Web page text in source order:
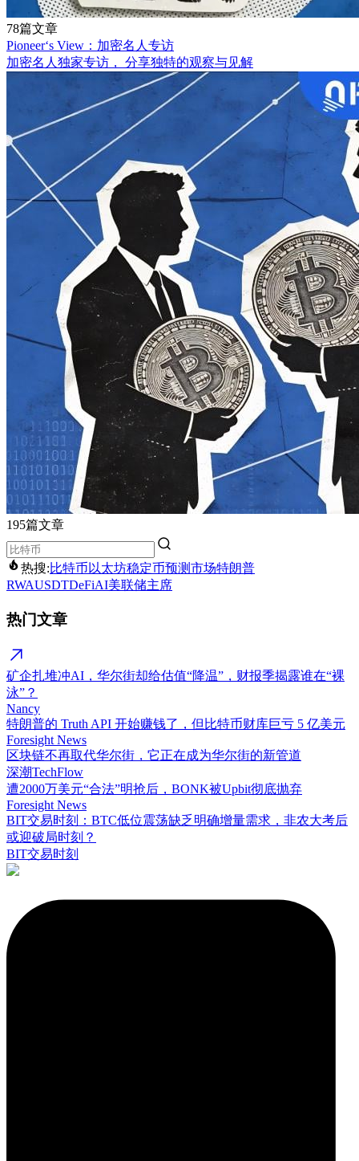
78篇文章
Pioneer‘s View：加密名人专访
加密名人独家专访， 分享独特的观察与见解
195篇文章
热搜:比特币 以太坊稳定币预测市场特朗普
RWAUSDTDeFiAI美联储主席
热门文章
矿企扎堆冲AI，华尔街却给估值“降温”，财报季揭露谁在“裸
泳”？
Nancy
特朗普的 Truth API 开始赚钱了，但比特币财库巨亏 5 亿美元
Foresight News
区块链不再取代华尔街，它正在成为华尔街的新管道
深潮TechFlow
遭2000万美元“合法”明抢后，BONK被Upbit彻底抛弃
Foresight News
BIT交易时刻：BTC低位震荡缺乏明确增量需求，非农大考后
或迎破局时刻？
BIT交易时刻